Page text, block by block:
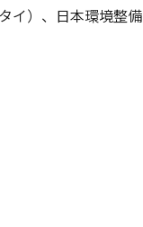
イ）、日本環境整備